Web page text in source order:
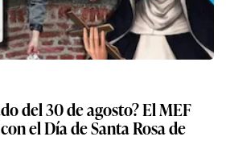
del 30 de agosto? El MEF
el Día de Santa Rosa de